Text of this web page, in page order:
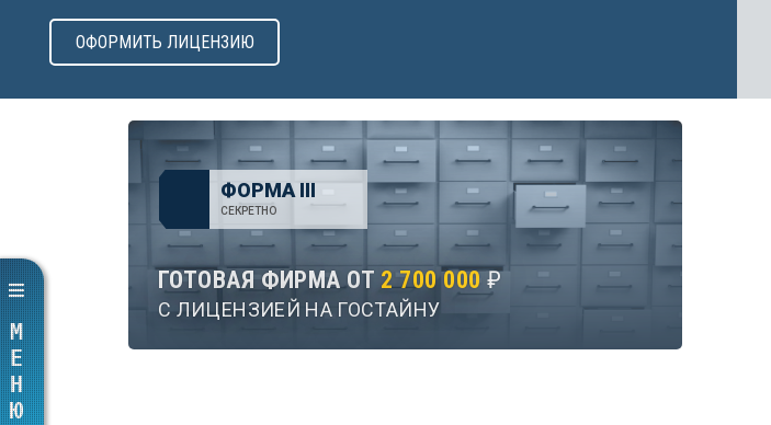
ОФОРМИТЬ ЛИЦЕНЗИЮ
ФОРМА III
СЕКРЕТНО
ГОТОВАЯ ФИРМА ОТ 2 700 000 ₽
С ЛИЦЕНЗИЕЙ НА ГОСТАЙНУ
МЕНЮ